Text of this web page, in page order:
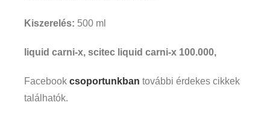
Kiszerelés: 500 ml
liquid carni-x, scitec liquid carni-x 100.000,
Facebook csoportunkban további érdekes cikkek
találhatók.